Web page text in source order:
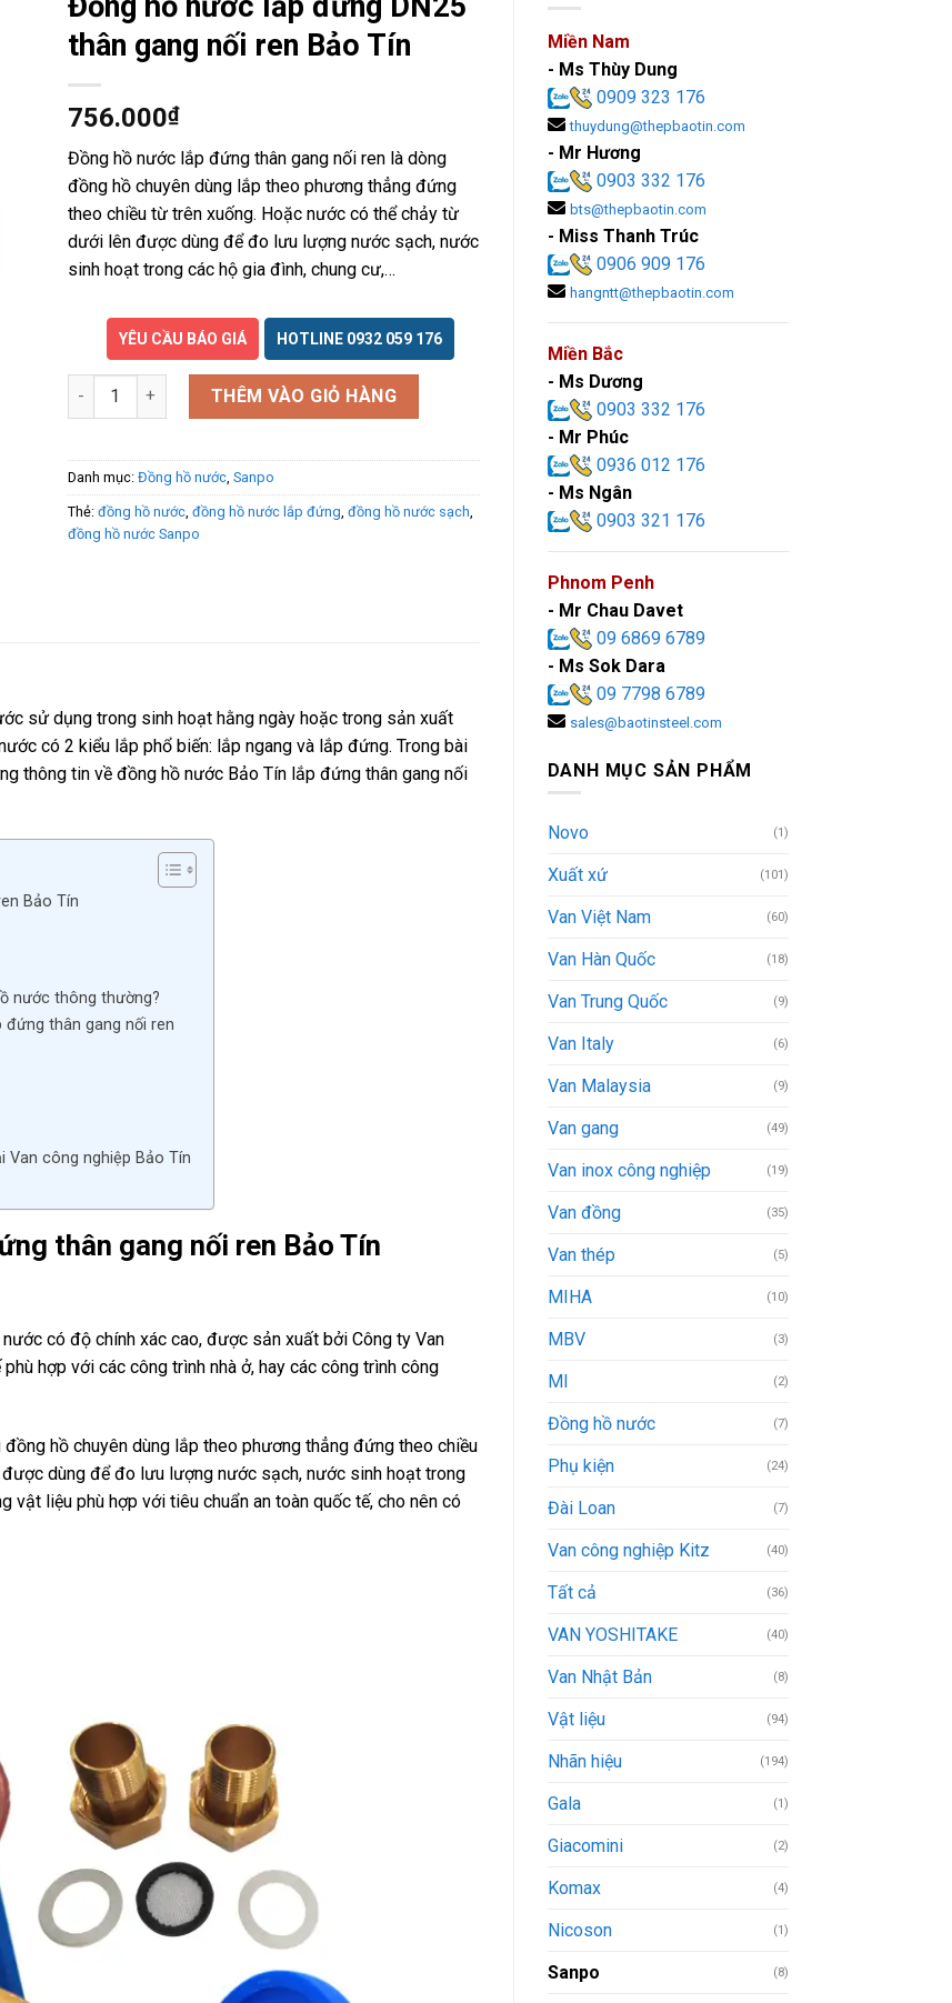
Miền Nam
- Ms Thùy Dung
0909 323 176
thuydung@thepbaotin.com
- Mr Hương
0903 332 176
bts@thepbaotin.com
- Miss Thanh Trúc
0906 909 176
hangntt@thepbaotin.com
Miền Bắc
- Ms Dương
0903 332 176
- Mr Phúc
0936 012 176
- Ms Ngân
0903 321 176
Phnom Penh
- Mr Chau Davet
09 6869 6789
- Ms Sok Dara
09 7798 6789
sales@baotinsteel.com
DANH MỤC SẢN PHẨM
Novo (1)
Xuất xứ (101)
Van Việt Nam (60)
Van Hàn Quốc (18)
Van Trung Quốc (9)
Van Italy (6)
Van Malaysia (9)
Van gang (49)
Van inox công nghiệp (19)
Van đồng (35)
Van thép (5)
MIHA (10)
MBV (3)
MI (2)
Đồng hồ nước (7)
Phụ kiện (24)
Đài Loan (7)
Van công nghiệp Kitz (40)
Tất cả (36)
VAN YOSHITAKE (40)
Van Nhật Bản (8)
Vật liệu (94)
Nhãn hiệu (194)
Gala (1)
Giacomini (2)
Komax (4)
Nicoson (1)
Sanpo (8)
thân gang nối ren Bảo Tín
756.000₫
Đồng hồ nước lắp đứng thân gang nối ren là dòng
đồng hồ chuyên dùng lắp theo phương thẳng đứng
theo chiều từ trên xuống. Hoặc nước có thể chảy từ
dưới lên được dùng để đo lưu lượng nước sạch, nước
sinh hoạt trong các hộ gia đình, chung cư,…
YÊU CẦU BÁO GIÁ HOTLINE 0932 059 176
Đồng hồ nước lắp đứng DN25 thân gang nối ren Bảo Tín số lượng
THÊM VÀO GIỎ HÀNG
Danh mục: Đồng hồ nước, Sanpo
Thẻ: đồng hồ nước, đồng hồ nước lắp đứng đồng hồ nước sạch
đồng hồ nước Sanpo
sử dụng trong sinh hoạt hằng ngày hoặc trong sản xuất
có 2 kiểu lắp phổ biến: lắp ngang và lắp đứng. Trong bài
thông tin về đồng hồ nước Bảo Tín lắp đứng thân gang nối
Bảo Tín
nước thông thường?
thân gang nối ren
Van công nghiệp Bảo Tín
thân gang nối ren Bảo Tín
có độ chính xác cao, được sản xuất bởi Công ty Van
hợp với các công trình nhà ở, hay các công trình công
hồ chuyên dùng lắp theo phương thẳng đứng theo chiều
dùng để đo lưu lượng nước sạch, nước sinh hoạt trong
vật liệu phù hợp với tiêu chuẩn an toàn quốc tế, cho nên có